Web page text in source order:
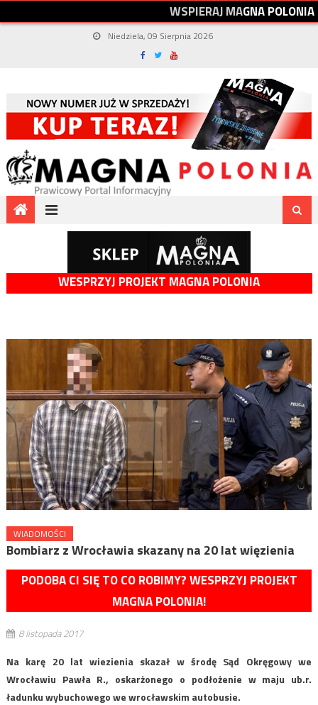
WSPIERAJMAGNAPOLONIA
Niedziela, 09 Sierpnia 2026
WESPRZYJ PROJEKT MAGNA POLONIA
WIADOMOŚCI
Bombiarz z Wrocławia skazany na 20 lat więzienia
PODOBA CI SIĘ TO CO ROBIMY? WESPRZYJ PROJEKT
MAGNA POLONIA!
8 listopada 2017
Na karę 20 lat wiezienia skazał w środę Sąd Okręgowy we
Wrocławiu Pawła R., oskarżonego o podłożenie w maju ub.r.
ładunku wybuchowego we wrocławskim autobusie.